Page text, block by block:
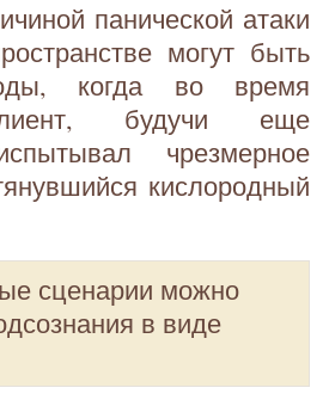
панической атаки
могут быть
когда во время
будучи еще
чрезмерное
кислородный
сценарии можно
в виде